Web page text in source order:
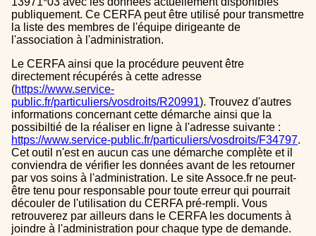
publiquement. Ce CERFA peut être utilisé pour transmettre
la liste des membres de l'équipe dirigeante de
l'association à l'administration.
Le CERFA ainsi que la procédure peuvent être
directement récupérés à cette adresse
(https://www.service-
public.fr/particuliers/vosdroits/R20991). Trouvez d'autres
informations concernant cette démarche ainsi que la
possibiltié de la réaliser en ligne à l'adresse suivante :
https://www.service-public.fr/particuliers/vosdroits/F34797.
Cet outil n'est en aucun cas une démarche complète et il
conviendra de vérifier les données avant de les retourner
par vos soins à l'administration. Le site Assoce.fr ne peut-
être tenu pour responsable pour toute erreur qui pourrait
découler de l'utilisation du CERFA pré-rempli. Vous
retrouverez par ailleurs dans le CERFA les documents à
joindre à l'administration pour chaque type de demande.